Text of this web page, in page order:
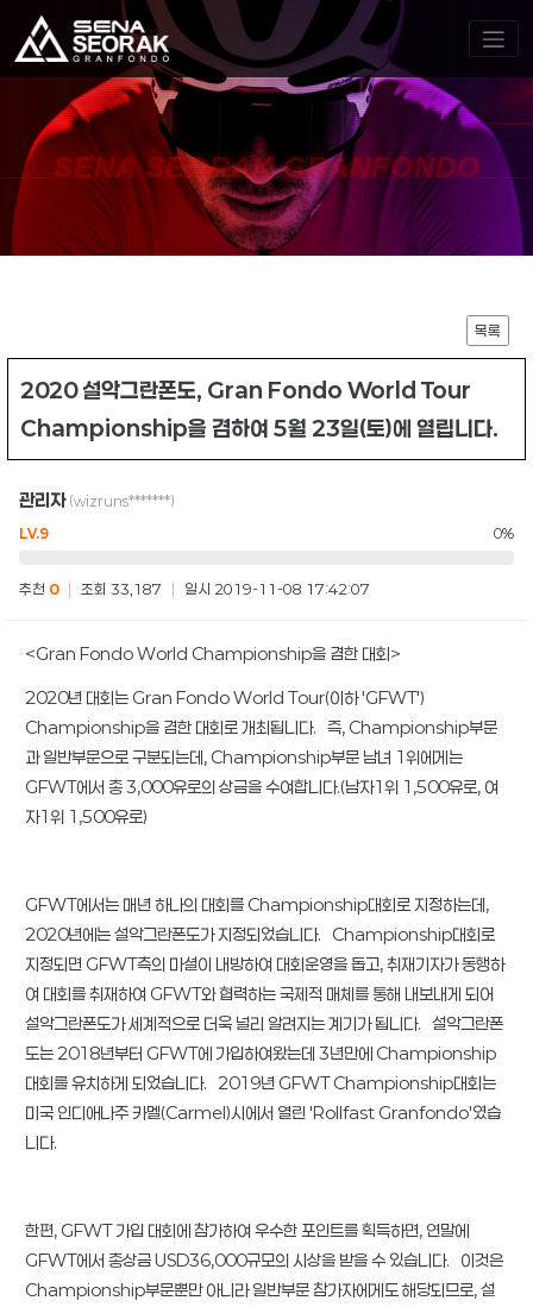
SENA SEORAK GRANFONDO
목록
2020 설악그란폰도, Gran Fondo World Tour
Championship을 겸하여 5월 23일(토)에 열립니다.
관리자 (wizruns*******)
LV.9 0%
추천 0 조회 33,187 일시 2019-11-08 17:42:07
<Gran Fondo World Championship을 겸한 대회>
2020년 대회는 Gran Fondo World Tour(이하 'GFWT')
Championship을 겸한 대회로 개최됩니다. 즉, Championship부문
과 일반부문으로 구분되는데, Championship부문 남녀 1위에게는
GFWT에서 총 3,000유로의 상금을 수여합니다.(남자1위 1,500유로, 여
자1위 1,500유로)
GFWT에서는 매년 하나의 대회를 Championship대회로 지정하는데,
2020년에는 설악그란폰도가 지정되었습니다. Championship대회로
지정되면 GFWT측의 마셜이 내방하여 대회운영을 돕고, 취재기자가 동행하
여 대회를 취재하여 GFWT와 협력하는 국제적 매체를 통해 내보내게 되어
설악그란폰도가 세계적으로 더욱 널리 알려지는 계기가 됩니다. 설악그란폰
도는 2018년부터 GFWT에 가입하여왔는데 3년만에 Championship
대회를 유치하게 되었습니다. 2019년 GFWT Championship대회는
미국 인디애나주 카멜(Carmel)시에서 열린 'Rollfast Granfondo'였습
니다.
한편, GFWT 가입 대회에 참가하여 우수한 포인트를 획득하면, 연말에
GFWT에서 총상금 USD36,000규모의 시상을 받을 수 있습니다. 이것은
Championship부문뿐만 아니라 일반부문 참가자에게도 해당되므로, 설